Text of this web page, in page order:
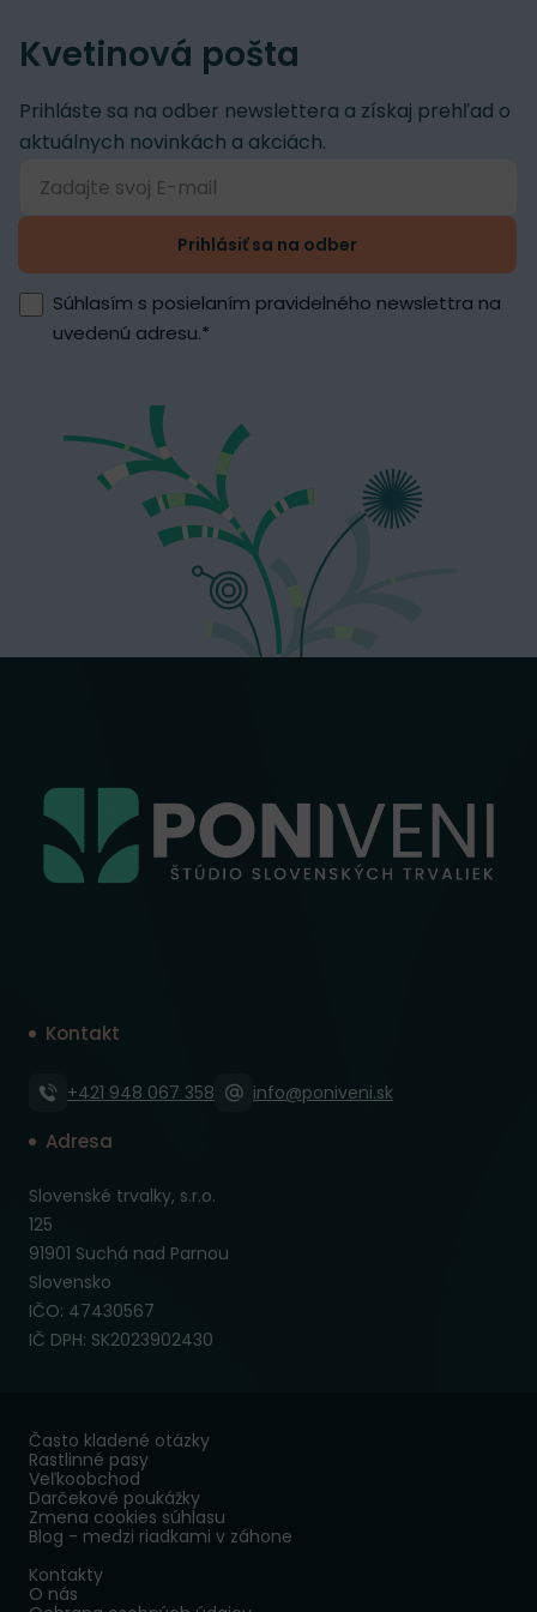
Kvetinová pošta
Prihláste sa na odber newslettera a získaj prehľad o
aktuálnych novinkách a akciách.
Prihlásiť sa na odber
Súhlasím s posielaním pravidelného newslettra na
uvedenú adresu.*
Kontakt
+421 948 067 358 info@poniveni.sk
Adresa
Slovenské trvalky, s.r.o.
125
91901 Suchá nad Parnou
Slovensko
IČO: 47430567
IČ DPH: SK2023902430
Často kladené otázky
Rastlinné pasy
Veľkoobchod
Darčekové poukážky
Zmena cookies súhlasu
Blog - medzi riadkami v záhone
Kontakty
O nás